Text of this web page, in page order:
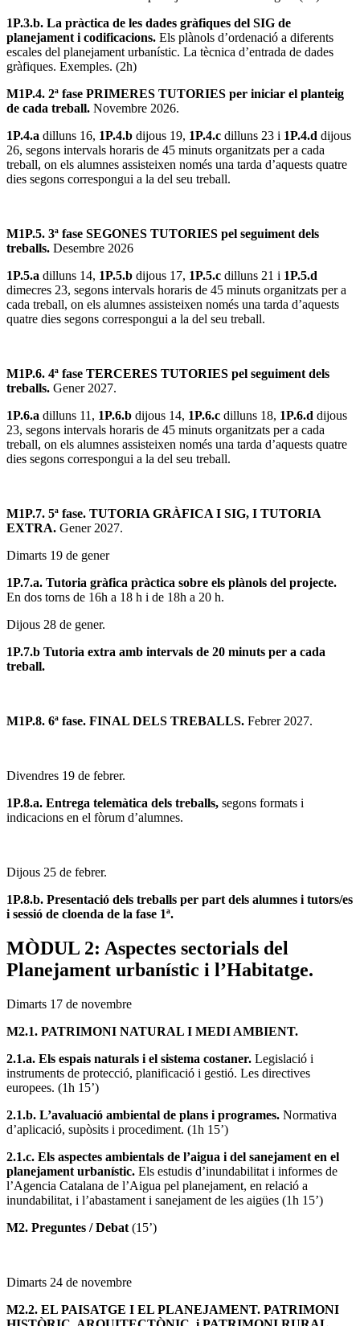
1P.3.b. La pràctica de les dades gràfiques del SIG de
planejament i codificacions. Els plànols d’ordenació a diferents
escales del planejament urbanístic. La tècnica d’entrada de dades
gràfiques. Exemples. (2h)
M1P.4. 2ª fase PRIMERES TUTORIES per iniciar el planteig
de cada treball. Novembre 2026.
1P.4.a dilluns 16, 1P.4.b dijous 19, 1P.4.c dilluns 23 i 1P.4.d dijous
26, segons intervals horaris de 45 minuts organitzats per a cada
treball, on els alumnes assisteixen només una tarda d’aquests quatre
dies segons correspongui a la del seu treball.
M1P.5. 3ª fase SEGONES TUTORIES pel seguiment dels
treballs. Desembre 2026
1P.5.a dilluns 14, 1P.5.b dijous 17, 1P.5.c dilluns 21 i 1P.5.d
dimecres 23, segons intervals horaris de 45 minuts organitzats per a
cada treball, on els alumnes assisteixen només una tarda d’aquests
quatre dies segons correspongui a la del seu treball.
M1P.6. 4ª fase TERCERES TUTORIES pel seguiment dels
treballs. Gener 2027.
1P.6.a dilluns 11, 1P.6.b dijous 14, 1P.6.c dilluns 18, 1P.6.d dijous
23, segons intervals horaris de 45 minuts organitzats per a cada
treball, on els alumnes assisteixen només una tarda d’aquests quatre
dies segons correspongui a la del seu treball.
M1P.7. 5ª fase. TUTORIA GRÀFICA I SIG, I TUTORIA
EXTRA. Gener 2027.
Dimarts 19 de gener
1P.7.a. Tutoria gràfica pràctica sobre els plànols del projecte.
En dos torns de 16h a 18 h i de 18h a 20 h.
Dijous 28 de gener.
1P.7.b Tutoria extra amb intervals de 20 minuts per a cada
treball.
M1P.8. 6ª fase. FINAL DELS TREBALLS. Febrer 2027.
Divendres 19 de febrer.
1P.8.a. Entrega telemàtica dels treballs, segons formats i
indicacions en el fòrum d’alumnes.
Dijous 25 de febrer.
1P.8.b. Presentació dels treballs per part dels alumnes i tutors/es
i sessió de cloenda de la fase 1ª.
MÒDUL 2: Aspectes sectorials del
Planejament urbanístic i l’Habitatge.
Dimarts 17 de novembre
M2.1. PATRIMONI NATURAL I MEDI AMBIENT.
2.1.a. Els espais naturals i el sistema costaner. Legislació i
instruments de protecció, planificació i gestió. Les directives
europees. (1h 15’)
2.1.b. L’avaluació ambiental de plans i programes. Normativa
d’aplicació, supòsits i procediment. (1h 15’)
2.1.c. Els aspectes ambientals de l’aigua i del sanejament en el
planejament urbanístic. Els estudis d’inundabilitat i informes de
l’Agencia Catalana de l’Aigua pel planejament, en relació a
inundabilitat, i l’abastament i sanejament de les aigües (1h 15’)
M2. Preguntes / Debat (15’)
Dimarts 24 de novembre
M2.2. EL PAISATGE I EL PLANEJAMENT. PATRIMONI